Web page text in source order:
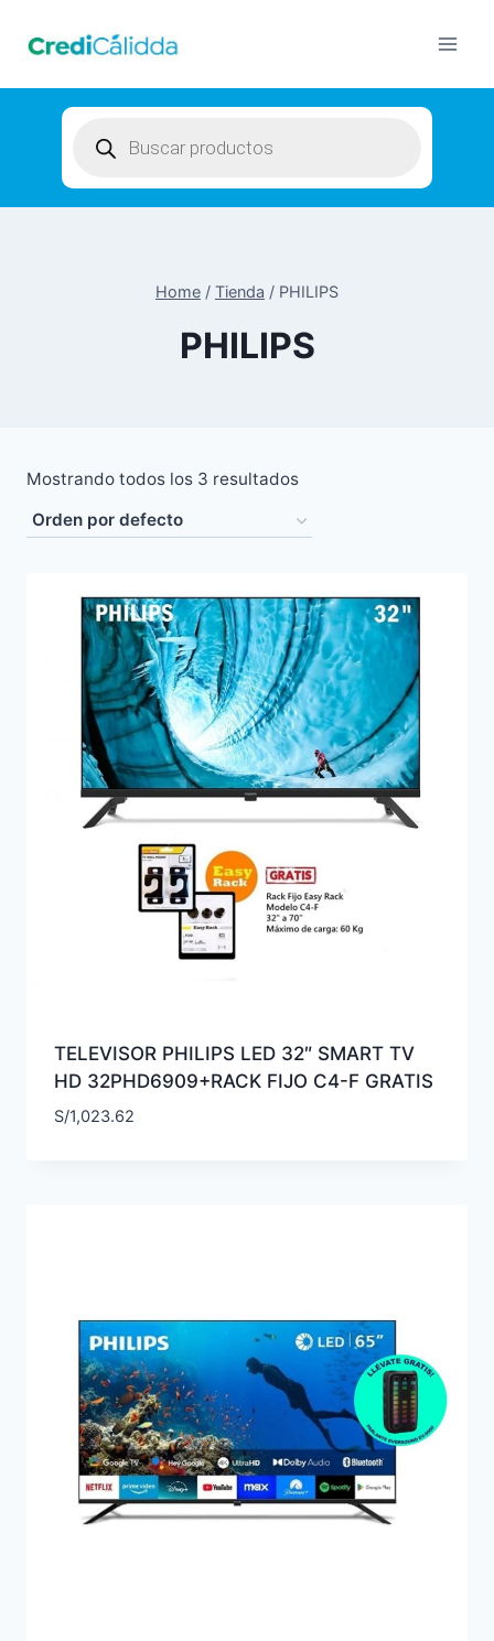
search
Home / Tienda / PHILIPS
PHILIPS
Mostrando todos los 3 resultados
TELEVISOR PHILIPS LED 32″ SMART TV
HD 32PHD6909+RACK FIJO C4-F GRATIS
S/1,023.62